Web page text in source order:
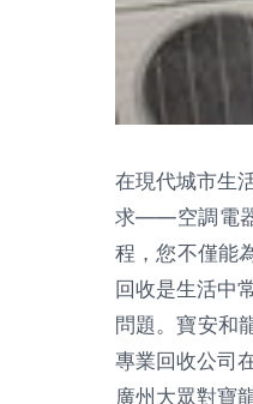
在現代城市生
求——空調電器
程，您不僅能
回收是生活中
問題。寶安和
專業回收公司
廣州大眾對寶